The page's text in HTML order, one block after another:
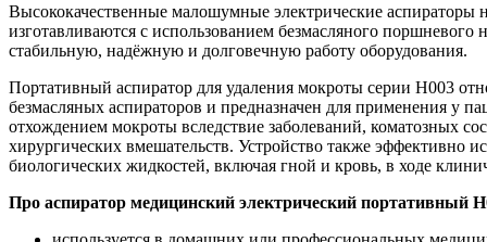
Высококачественные малошумные электрические аспираторы
изготавливаются с использованием безмасляного поршневого
стабильную, надёжную и долговечную работу оборудования.
Портативный аспиратор для удаления мокроты серии H003
безмасляных аспираторов и предназначен для применения у
отхождением мокроты вследствие заболеваний, коматозных
хирургических вмешательств. Устройство также эффективно
биологических жидкостей, включая гной и кровь, в ходе
Про аспиратор медицинский электрический портативный